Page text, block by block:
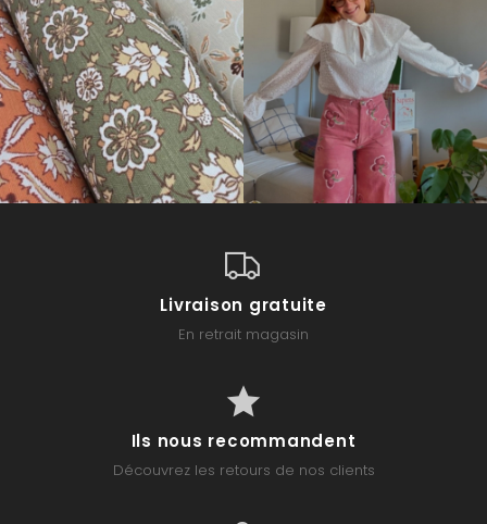
Livraison gratuite
En retrait magasin
Ils nous recommandent
Découvrez les retours de nos clients